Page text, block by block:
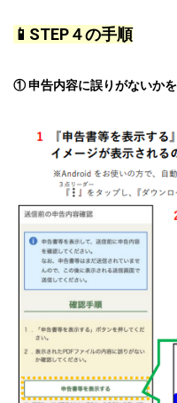
📱STEP４の手順
① 申告内容に誤りがないか